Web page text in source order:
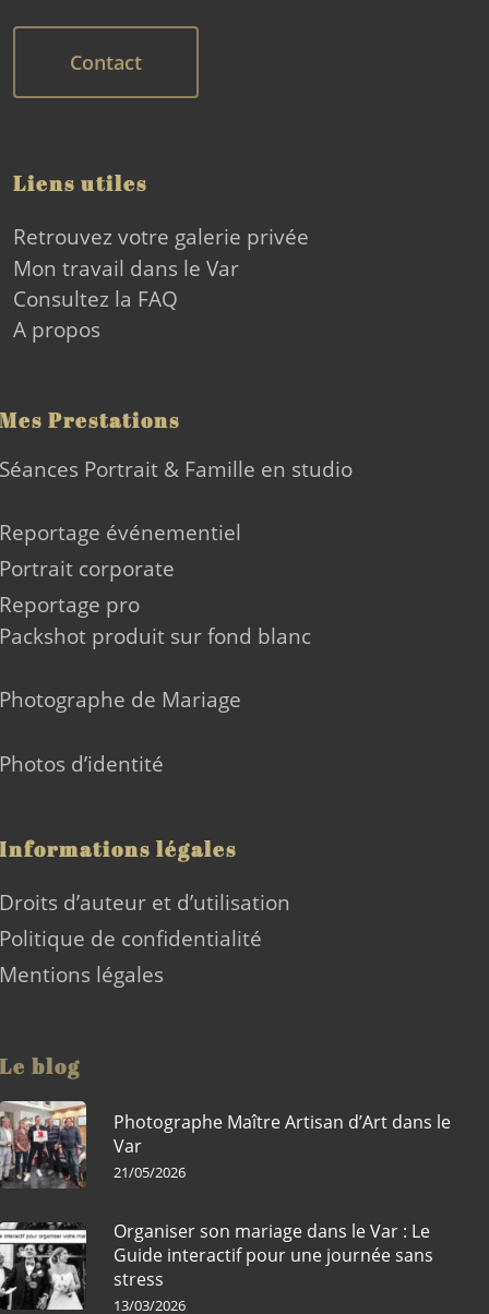
Contact
Liens utiles
Retrouvez votre galerie privée
Mon travail dans le Var
Consultez la FAQ
A propos
Prestations
Portrait & Famille en studio
événementiel
corporate
pro
produit sur fond blanc
de Mariage
d’identité
légales
d’auteur et d’utilisation
de confidentialité
légales
blog
Photographe Maître Artisan d’Art dans le
Var
21/05/2026
Organiser son mariage dans le Var : Le
Guide interactif pour une journée sans
stress
13/03/2026